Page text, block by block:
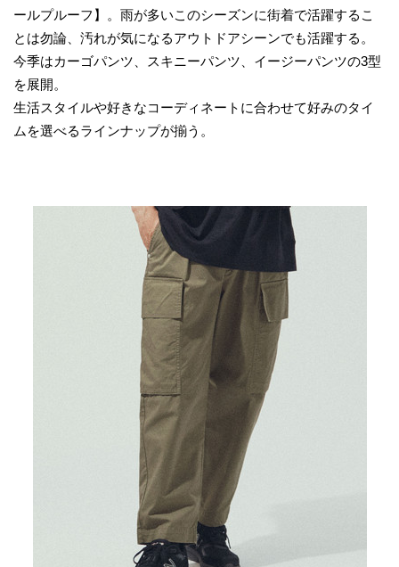
ールプルーフ】。雨が多いこのシーズンに街着で活躍するこ
とは勿論、汚れが気になるアウトドアシーンでも活躍する。
今季はカーゴパンツ、スキニーパンツ、イージーパンツの3型
を展開。
生活スタイルや好きなコーディネートに合わせて好みのタイ
ムを選べるラインナップが揃う。